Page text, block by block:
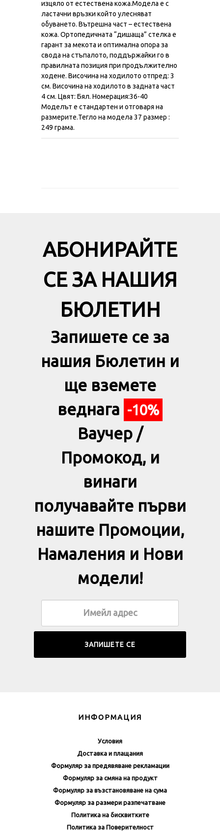
изцяло от естествена кожа.Модела е с
ластачни връзки който улесняват
обуването. Вътрешна част – естествена
кожа. Ортопедичната “дишаща” стелка е
гарант за мекота и оптимална опора за
свода на стъпалото, поддържайки го в
правилната позиция при продължително
ходене. Височина на ходилото отпред: 3
см. Височина на ходилото в задната част
4 см. Цвят: Бял. Номерация:36-40
Моделът е стандартен и отговаря на
размерите.Тегло на модела 37 размер :
249 грама.
АБОНИРАЙТЕ
СЕ ЗА НАШИЯ
БЮЛЕТИН
Запишете се за
нашия Бюлетин и
ще вземете
веднага -10%
Ваучер /
Промокод, и
винаги
получавайте първи
нашите Промоции,
Намаления и Нови
модели!
ИНФОРМАЦИЯ
Условия
Доставка и плащания
Формуляр за предявяване рекламации
Формуляр за смяна на продукт
Формуляр за възстановяване на сума
Формуляр за размери разпечатване
Политика на бисквитките
Политика за Поверителност